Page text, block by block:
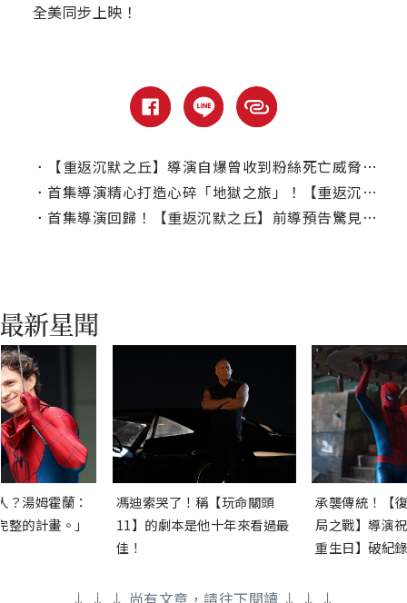
全美同步上映！
．
【重返沉默之丘】導演自爆曾收到粉絲死亡威脅：如果搞砸我會X了你！
． 首集導演精心打造心碎「地獄之旅」！【重返沉默之丘】全新預告喚回童年陰影
． 首集導演回歸！【重返沉默之丘】前導預告驚見「三角頭」經典怪物
？湯姆霍蘭：
的計畫。」
馮迪索哭了！稱【玩命關頭
11】的劇本是他十年來看過最
佳！
承襲傳統！【
局之戰】導演
重生日】破紀
↓ ↓ ↓ 尚有文章，請往下閱讀 ↓ ↓ ↓